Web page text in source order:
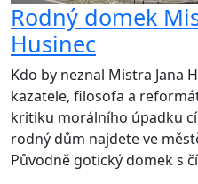
Rodný domek
Husinec
Kdo by neznal Mistra Jana
kazatele, filosofa a
kritiku morálního úpadku
rodný dům najdete ve
Původně gotický domek s